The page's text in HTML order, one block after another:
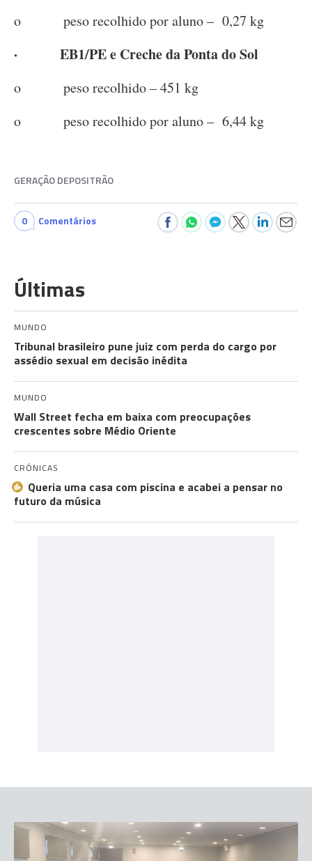
o peso recolhido por aluno – 0,27 kg
· EB1/PE e Creche da Ponta do Sol
o peso recolhido – 451 kg
o peso recolhido por aluno – 6,44 kg
GERAÇÃO DEPOSITRÃO
0 Comentários
Últimas
MUNDO
Tribunal brasileiro pune juiz com perda do cargo por
assédio sexual em decisão inédita
MUNDO
Wall Street fecha em baixa com preocupações
crescentes sobre Médio Oriente
CRÓNICAS
Queria uma casa com piscina e acabei a pensar no
futuro da música